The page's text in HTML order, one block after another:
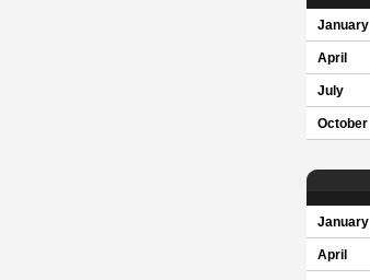
January
April
July
October
January
April